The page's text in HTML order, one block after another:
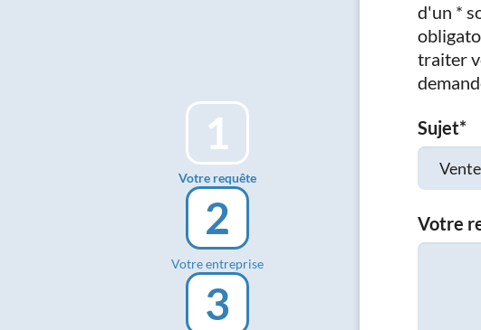
1
Votre requête
2
Votre entreprise
3
d'un *
traiter
Sujet*
Votre